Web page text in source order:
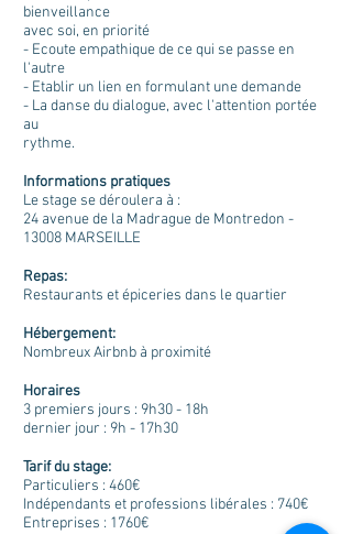
bienveillance
avec soi, en priorité
- Ecoute empathique de ce qui se passe en
l'autre
- Etablir un lien en formulant une demande
- La danse du dialogue, avec l'attention portée
au
rythme.
Informations pratiques
Le stage se déroulera à :
24 avenue de la Madrague de Montredon -
13008 MARSEILLE
Repas:
Restaurants et épiceries dans le quartier
Hébergement:
Nombreux Airbnb à proximité
Horaires
3 premiers jours : 9h30 - 18h
dernier jour : 9h - 17h30
Tarif du stage:
Particuliers : 460€
Indépendants et professions libérales : 740€
Entreprises : 1760€